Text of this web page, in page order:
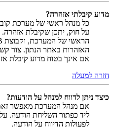
מדוע קיבלתי אזהרה?
כל מנהל ראשי של מערכת
על חוק, יתכן שקיבלת
האזהרות באתר הנתון. צור
אם אינך בטוח מדוע קיבלת
חזרה למעלה
כיצד ניתן לדווח למנהל על הודעות?
אם מנהל המערכת מאפשר
ליד כפתור השליחת הודעה.
לפעולות הדיווח על הודעה.